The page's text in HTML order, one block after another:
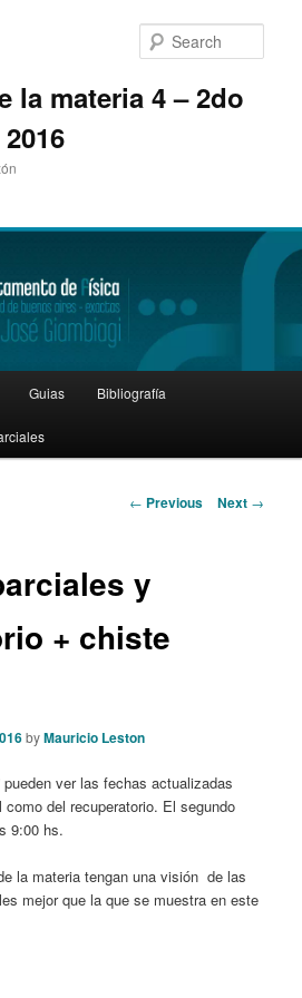
la materia 4 – 2do
Guias Bibliografía
Post
← Previous Next →
y
+ chiste
byMauricio Leston
pueden ver las fechas actualizadas
del recuperatorio. El segundo
9:00 hs.
la materia tengan una visión de las
mejor que la que se muestra en este